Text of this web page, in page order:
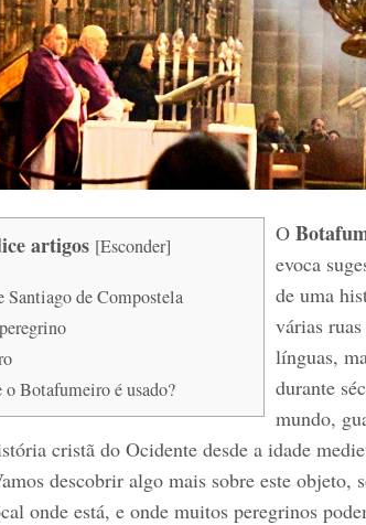
artigos [Esconder]
Santiago de Compostela
o Botafumeiro é usado?
O
evoca
de uma
várias
línguas,
durante
mundo,
cristã do Ocidente desde a idade
descobrir algo mais sobre este objeto,
onde está, e onde muitos peregrinos